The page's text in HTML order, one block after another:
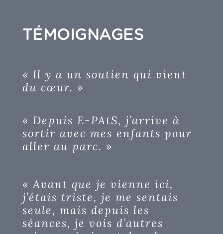
TÉMOIGNAGES
« Il y a un soutien qui vient
du cœur. »
« Depuis E-PAtS, j’arrive à
sortir avec mes enfants pour
aller au parc. »
« Avant que je vienne ici,
j’étais triste, je me sentais
seule, mais depuis les
séances, je vois d’autres